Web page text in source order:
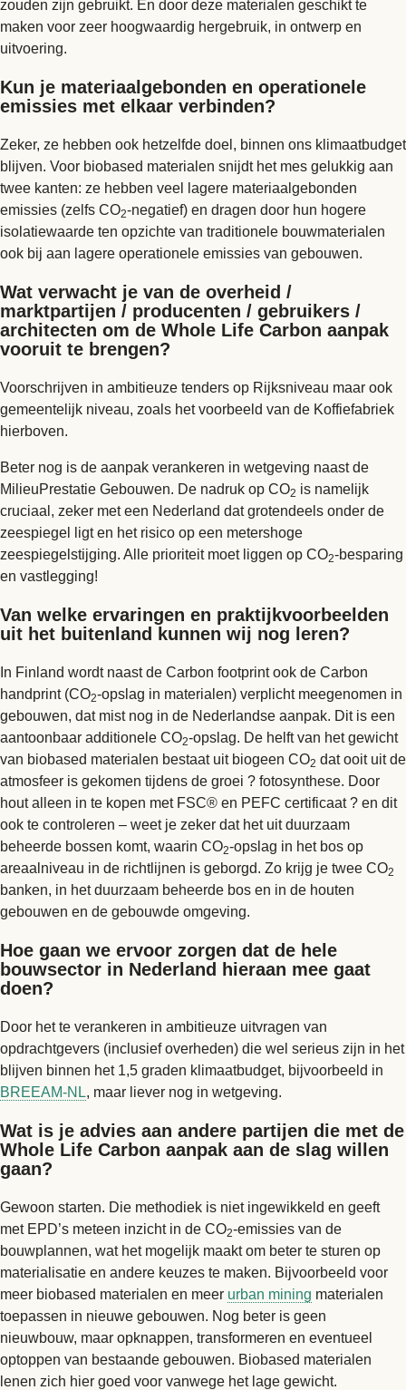
zouden zijn gebruikt. En door deze materialen geschikt te
maken voor zeer hoogwaardig hergebruik, in ontwerp en
uitvoering.
Kun je materiaalgebonden en operationele
emissies met elkaar verbinden?
Zeker, ze hebben ook hetzelfde doel, binnen ons klimaatbudget
blijven. Voor biobased materialen snijdt het mes gelukkig aan
twee kanten: ze hebben veel lagere materiaalgebonden
emissies (zelfs CO2-negatief) en dragen door hun hogere
isolatiewaarde ten opzichte van traditionele bouwmaterialen
ook bij aan lagere operationele emissies van gebouwen.
Wat verwacht je van de overheid /
marktpartijen / producenten / gebruikers /
architecten om de Whole Life Carbon aanpak
vooruit te brengen?
Voorschrijven in ambitieuze tenders op Rijksniveau maar ook
gemeentelijk niveau, zoals het voorbeeld van de Koffiefabriek
hierboven.
Beter nog is de aanpak verankeren in wetgeving naast de
MilieuPrestatie Gebouwen. De nadruk op CO2 is namelijk
cruciaal, zeker met een Nederland dat grotendeels onder de
zeespiegel ligt en het risico op een metershoge
zeespiegelstijging. Alle prioriteit moet liggen op CO2-besparing
en vastlegging!
Van welke ervaringen en praktijkvoorbeelden
uit het buitenland kunnen wij nog leren?
In Finland wordt naast de Carbon footprint ook de Carbon
handprint (CO2-opslag in materialen) verplicht meegenomen in
gebouwen, dat mist nog in de Nederlandse aanpak. Dit is een
aantoonbaar additionele CO2-opslag. De helft van het gewicht
van biobased materialen bestaat uit biogeen CO2 dat ooit uit de
atmosfeer is gekomen tijdens de groei ? fotosynthese. Door
hout alleen in te kopen met FSC® en PEFC certificaat ? en dit
ook te controleren – weet je zeker dat het uit duurzaam
beheerde bossen komt, waarin CO2-opslag in het bos op
areaalniveau in de richtlijnen is geborgd. Zo krijg je twee CO2
banken, in het duurzaam beheerde bos en in de houten
gebouwen en de gebouwde omgeving.
Hoe gaan we ervoor zorgen dat de hele
bouwsector in Nederland hieraan mee gaat
doen?
Door het te verankeren in ambitieuze uitvragen van
opdrachtgevers (inclusief overheden) die wel serieus zijn in het
blijven binnen het 1,5 graden klimaatbudget, bijvoorbeeld in
BREEAM-NL, maar liever nog in wetgeving.
Wat is je advies aan andere partijen die met de
Whole Life Carbon aanpak aan de slag willen
gaan?
Gewoon starten. Die methodiek is niet ingewikkeld en geeft
met EPD’s meteen inzicht in de CO2-emissies van de
bouwplannen, wat het mogelijk maakt om beter te sturen op
materialisatie en andere keuzes te maken. Bijvoorbeeld voor
meer biobased materialen en meer urban mining materialen
toepassen in nieuwe gebouwen. Nog beter is geen
nieuwbouw, maar opknappen, transformeren en eventueel
optoppen van bestaande gebouwen. Biobased materialen
lenen zich hier goed voor vanwege het lage gewicht.